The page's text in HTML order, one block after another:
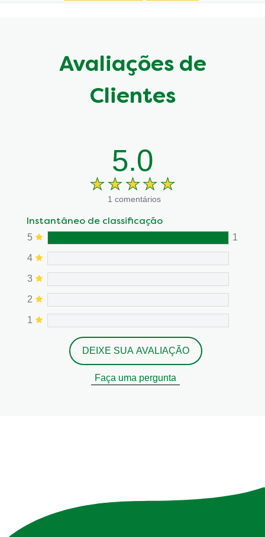
Avaliações de
Clientes
5.0
1 comentários
Instantâneo de classificação
5 1
4
3
2
1
DEIXE SUA AVALIAÇÃO
Faça uma pergunta